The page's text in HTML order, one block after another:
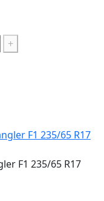
+
F1 235/65 R17